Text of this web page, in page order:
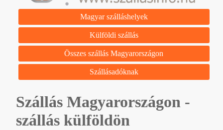
Magyar szálláshelyek
Külföldi szállás
Összes szállás Magyarországon
Szállásadóknak
Szállás Magyarországon -
szállás külföldön